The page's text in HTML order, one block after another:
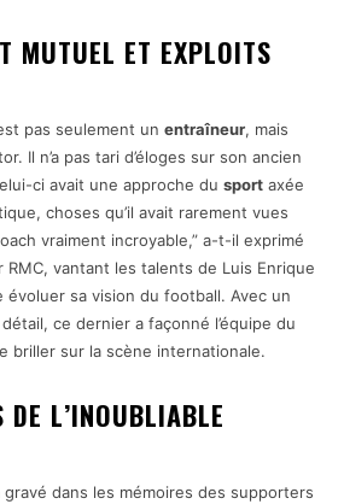
MUTUEL ET EXPLOITS
pas seulement un entraîneur, mais
Il n’a pas tari d’éloges sur son ancien
ci avait une approche du sport axée
choses qu’il avait rarement vues
vraiment incroyable,” a-t-il exprimé
RMC, vantant les talents de Luis Enrique
évoluer sa vision du football. Avec un
ce dernier a façonné l’équipe du
briller sur la scène internationale.
DE L’INOUBLIABLE
gravé dans les mémoires des supporters